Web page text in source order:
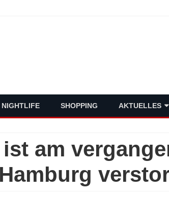
NIGHTLIFE SHOPPING AKTUELLES
POLITIK
WIRTSCHAFT
am